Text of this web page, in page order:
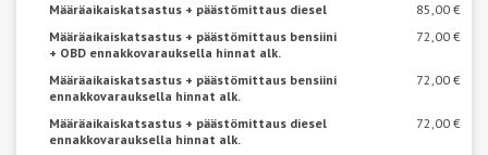
Määräaikaiskatsastus + päästömittaus diesel
85,00 €
Määräaikaiskatsastus + päästömittaus bensiini
+ OBD ennakkovarauksella hinnat alk.
72,00 €
Määräaikaiskatsastus + päästömittaus bensiini
ennakkovarauksella hinnat alk.
72,00 €
Määräaikaiskatsastus + päästömittaus diesel
ennakkovarauksella hinnat alk.
72,00 €